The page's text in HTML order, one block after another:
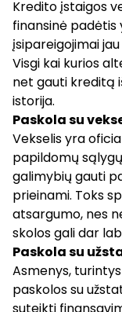
Kredito įstaigos
finansinė
įsipareigojimai
Visgi kai kurios
net gauti kreditą
istorija.
Paskola su
Vekselis yra
papildomų
galimybių gauti
prieinami. Toks
atsargumo, nes
skolos gali dar
Paskola su
Asmenys,
paskolos su